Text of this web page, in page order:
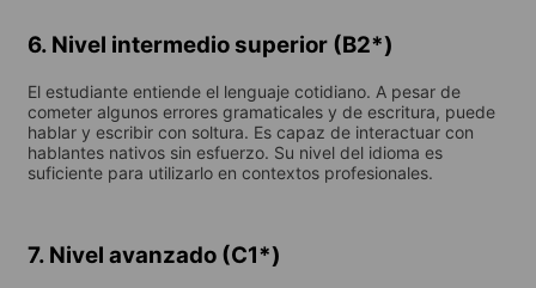
6. Nivel intermedio superior (B2*)
El estudiante entiende el lenguaje cotidiano. A pesar de
cometer algunos errores gramaticales y de escritura, puede
hablar y escribir con soltura. Es capaz de interactuar con
hablantes nativos sin esfuerzo. Su nivel del idioma es
suficiente para utilizarlo en contextos profesionales.
7. Nivel avanzado (C1*)